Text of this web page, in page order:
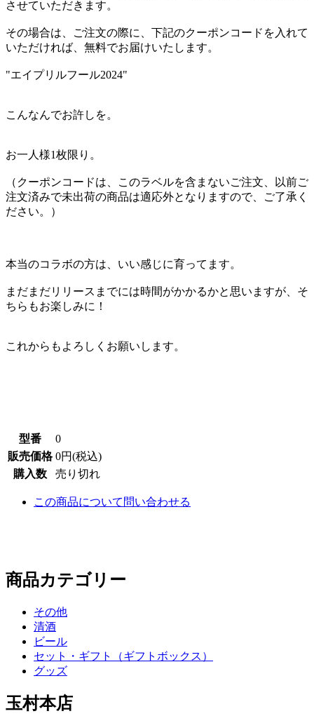
させていただきます。
その場合は、ご注文の際に、下記のクーポンコードを入れて
いただければ、無料でお届けいたします。
"エイプリルフール2024"
こんなんでお許しを。
お一人様1枚限り。
（クーポンコードは、このラベルを含まないご注文、以前ご
注文済みで未出荷の商品は適応外となりますので、ご了承く
ださい。）
本当のコラボの方は、いい感じに育ってます。
まだまだリリースまでには時間がかかるかと思いますが、そ
ちらもお楽しみに！
これからもよろしくお願いします。
型番
0
販売価格 0円(税込)
購入数
売り切れ
この商品について問い合わせる
商品カテゴリー
その他
清酒
ビール
セット・ギフト（ギフトボックス）
グッズ
玉村本店